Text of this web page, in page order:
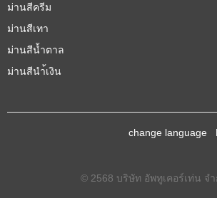
ม่านสีครีม
ม่านสีเทา
ม่านสีน้ำตาล
ม่านสีนำ้เงิน
© 2568 บริษัท อัพทูเคอร์เท่น
change language